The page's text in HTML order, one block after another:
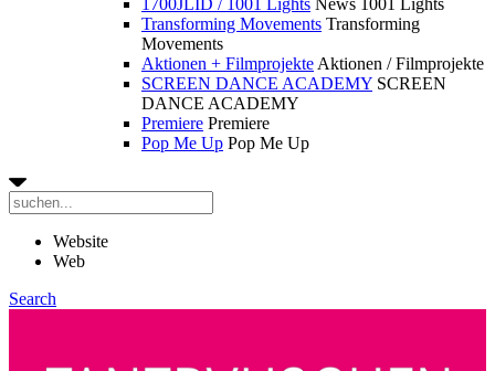
1700JLID / 1001 Lights News 1001 Lights
Transforming Movements Transforming
Movements
Aktionen + Filmprojekte Aktionen / Filmprojekte
SCREEN DANCE ACADEMY SCREEN
DANCE ACADEMY
Premiere Premiere
Pop Me Up Pop Me Up
Website
Web
Search